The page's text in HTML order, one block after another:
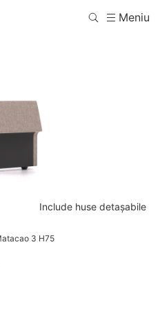
Meniu
Include huse detașabile
3 H75